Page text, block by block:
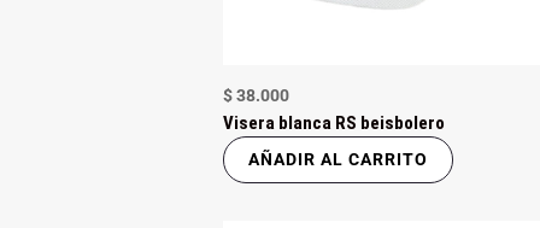
$38.000
Visera blanca RS beisbolero
AÑADIR AL CARRITO